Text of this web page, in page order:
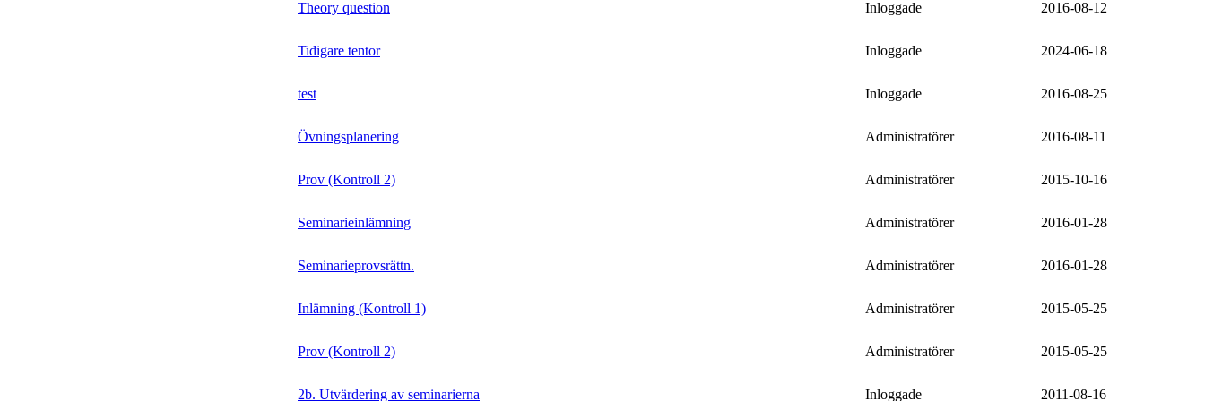
Theory question Inloggade 2016-08-12
Tidigare tentor Inloggade 2024-06-18
test Inloggade 2016-08-25
Övningsplanering Administratörer 2016-08-11
Prov (Kontroll 2) Administratörer 2015-10-16
Seminarieinlämning Administratörer 2016-01-28
Seminarieprovsrättn. Administratörer 2016-01-28
Inlämning (Kontroll 1) Administratörer 2015-05-25
Prov (Kontroll 2) Administratörer 2015-05-25
2b. Utvärdering av seminarierna Inloggade 2011-08-16